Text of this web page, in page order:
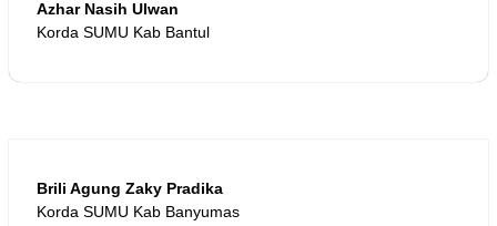
Azhar Nasih Ulwan
Korda SUMU Kab Bantul
Brili Agung Zaky Pradika
Korda SUMU Kab Banyumas